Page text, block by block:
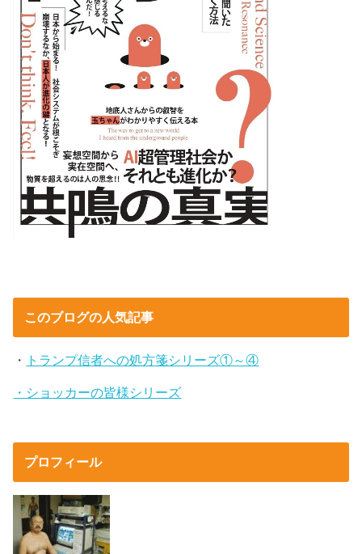
このブログの人気記事
・ トランプ信者への処方箋シリーズ①～④
・ショッカーの皆様シリーズ
プロフィール